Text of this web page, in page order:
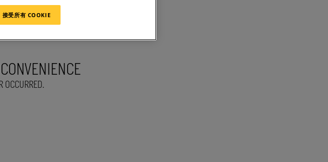
OCCURRED.
接受所有 COOKIE